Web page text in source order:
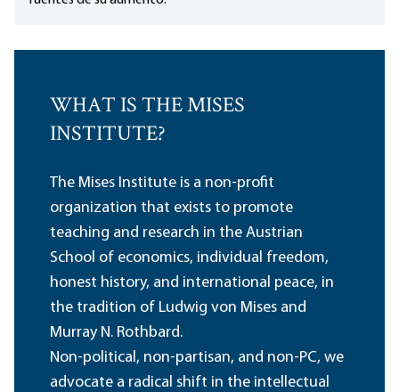
WHAT IS THE MISES
INSTITUTE?
The Mises Institute is a non-profit
organization that exists to promote
teaching and research in the Austrian
School of economics, individual freedom,
honest history, and international peace, in
the tradition of Ludwig von Mises and
Murray N. Rothbard.
Non-political, non-partisan, and non-PC, we
advocate a radical shift in the intellectual